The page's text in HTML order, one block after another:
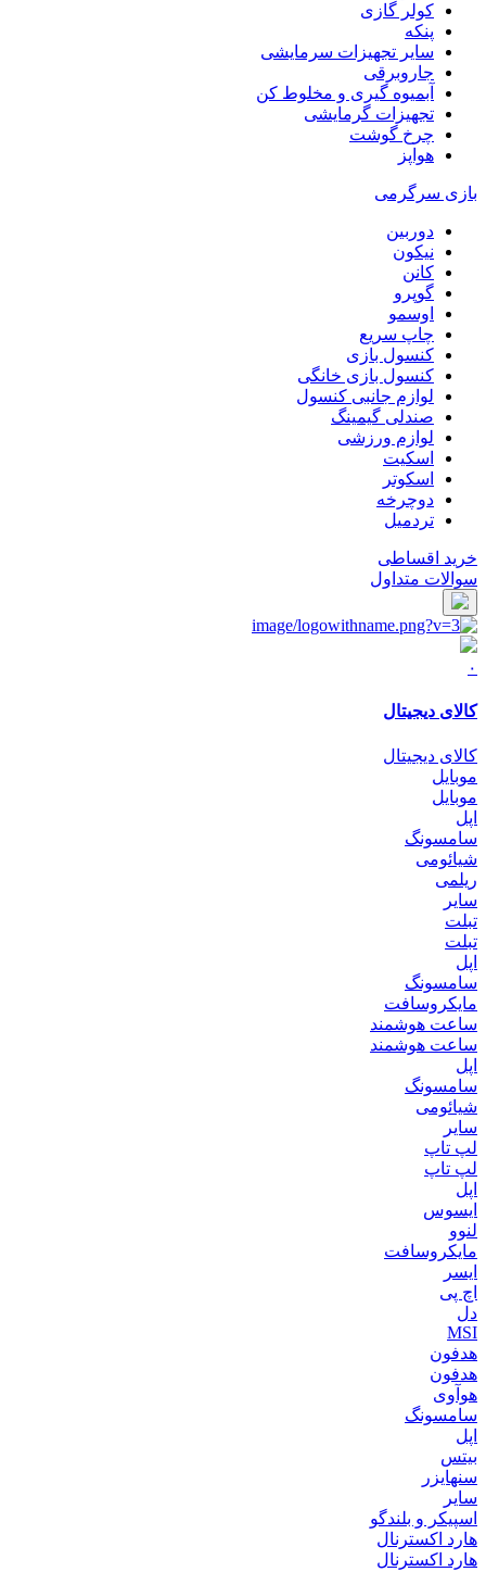
کولر گازی
پنکه
سایر تجهیزات سرمایشی
جاروبرقی
آبمیوه گیری و مخلوط کن
تجهیزات گرمایشی
چرخ گوشت
هواپز
بازی سرگرمی
دوربین
نیکون
کانن
گوپرو
اوسمو
چاپ سریع
کنسول بازی
کنسول بازی خانگی
لوازم جانبی کنسول
صندلی گیمینگ
لوازم ورزشی
اسکیت
اسکوتر
دوچرخه
تردمیل
خرید اقساطی
سوالات متداول
۰
کالای دیجیتال
کالای دیجیتال
موبایل
موبایل
اپل
سامسونگ
شیائومی
ریلمی
سایر
تبلت
تبلت
اپل
سامسونگ
مایکروسافت
ساعت هوشمند
ساعت هوشمند
اپل
سامسونگ
شیائومی
سایر
لپ تاپ
لپ تاپ
اپل
ایسوس
لنوو
مایکروسافت
ایسر
اچ پی
دل
MSI
هدفون
هدفون
هوآوی
سامسونگ
اپل
بیتس
سنهایزر
سایر
اسپیکر و بلندگو
هارد اکسترنال
هارد اکسترنال